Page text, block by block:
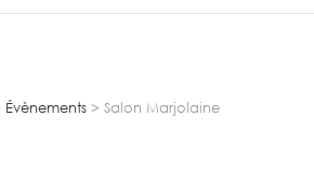
Évènements > Salon Marjolaine